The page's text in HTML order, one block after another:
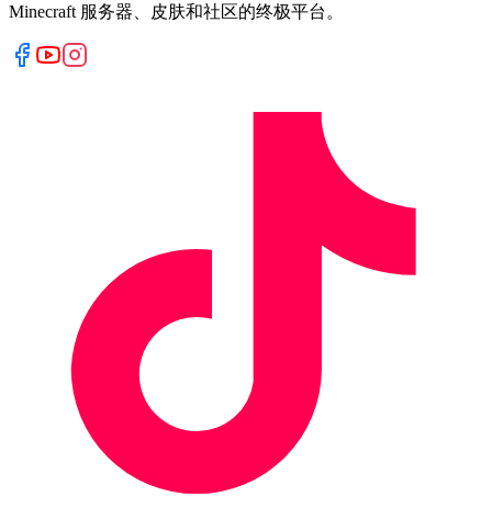
Minecraft 服务器、皮肤和社区的终极平台。